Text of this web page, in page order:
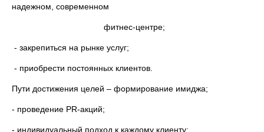
надежном, современном
фитнес-центре;
- закрепиться на рынке услуг;
- приобрести постоянных клиентов.
Пути достижения целей – формирование имиджа;
- проведение PR-акций;
- индивидуальный подход к каждому клиенту;